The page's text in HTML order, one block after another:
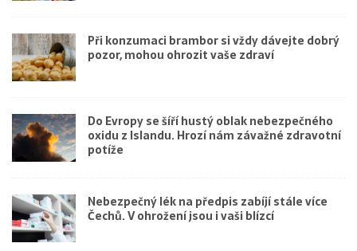
Při konzumaci brambor si vždy dávejte dobrý
pozor, mohou ohrozit vaše zdraví
Do Evropy se šíří hustý oblak nebezpečného
oxidu z Islandu. Hrozí nám závažné zdravotní
potíže
Nebezpečný lék na předpis zabíjí stále více
Čechů. V ohrožení jsou i vaši blízcí